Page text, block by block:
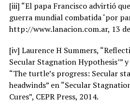
[iii] “El papa Francisco advirtió
guerra mundial combatida ‘por
http://www.lanacion.com.ar, 13
[iv] Laurence H Summers,
Secular Stagnation Hypothesis’”
“The turtle’s progress: Secular
headwinds” en “Secular
Cures”, CEPR Press, 2014.